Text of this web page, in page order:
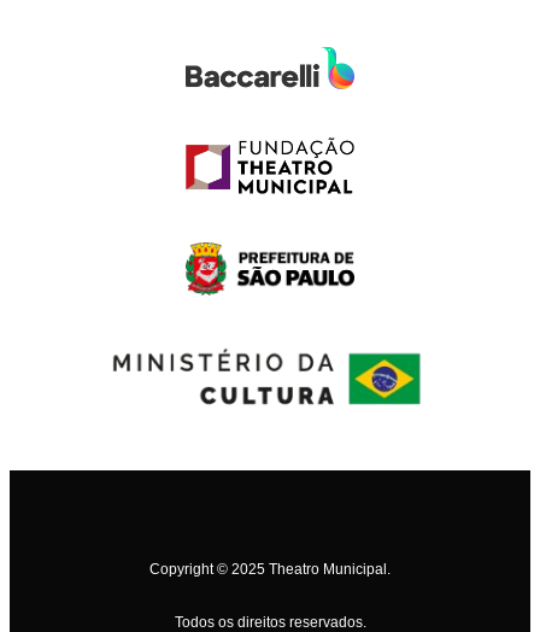
Copyright © 2025 Theatro Municipal.
Todos os direitos reservados.